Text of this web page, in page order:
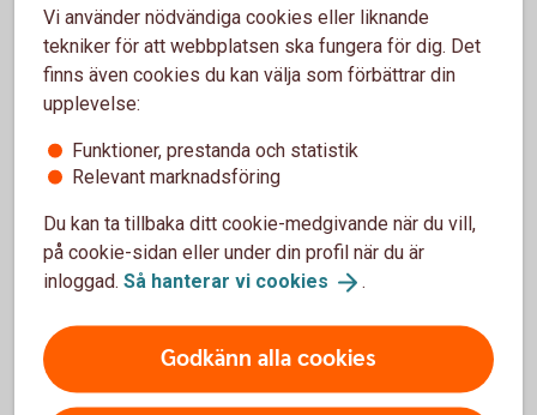
Opel
Trafik, hel och halv – vad är det för skillnad på
När slutar den tidigare ägarens försäkring att
gälla?
Om man övningskör och olyckan är framme,
Vi använder nödvändiga cookies eller liknande
tekniker för att webbplatsen ska fungera för dig. Det
finns även cookies du kan välja som förbättrar din
upplevelse:
Funktioner, prestanda och statistik
Relevant marknadsföring
Du kan ta tillbaka ditt cookie-medgivande när du vill,
på cookie-sidan eller under din profil när du är
inloggad. Så hanterar vi cookies .
Godkänn alla cookies